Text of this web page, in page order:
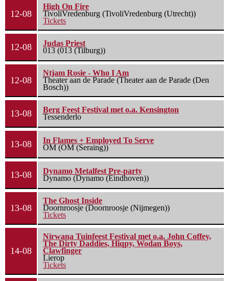
12-08
High On Fire
TivoliVredenburg (TivoliVredenburg (Utrecht))
Tickets
12-08
Judas Priest
013 (013 (Tilburg))
12-08
Ntjam Rosie - Who I Am
Theater aan de Parade (Theater aan de Parade (Den
Bosch))
13-08
Berg Feest Festival met o.a. Kensington
Tessenderlo
13-08
In Flames + Employed To Serve
OM (OM (Seraing))
13-08
Dynamo Metalfest Pre-party
Dynamo (Dynamo (Eindhoven))
13-08
The Ghost Inside
Doornroosje (Doornroosje (Nijmegen))
Tickets
14-08
Nirwana Tuinfeest Festival met o.a. John Coffey,
The Dirty Daddies, Hiqpy, Wodan Boys,
Clawfinger
Lierop
Tickets